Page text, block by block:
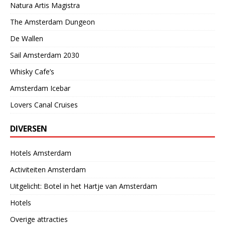
Natura Artis Magistra
The Amsterdam Dungeon
De Wallen
Sail Amsterdam 2030
Whisky Cafe’s
Amsterdam Icebar
Lovers Canal Cruises
DIVERSEN
Hotels Amsterdam
Activiteiten Amsterdam
Uitgelicht: Botel in het Hartje van Amsterdam
Hotels
Overige attracties